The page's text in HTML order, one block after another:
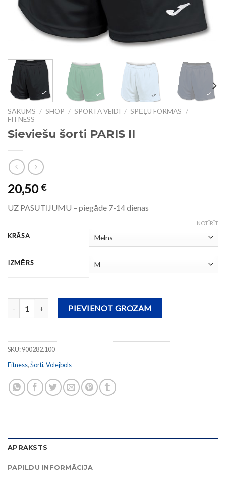
SĀKUMS / SHOP / SPORTA VEIDI / SPĒĻU FORMAS
/
FITNESS
Sieviešu šorti PARIS II
20,50€
UZ PASŪTĪJUMU – piegāde 7-14 dienas
KRĀSA
IZMĒRS
NOTĪRĪT
Sieviešu šorti PARIS II daudzums
PIEVIENOT GROZAM
SKU:900282.100
Fitness,Šorti,Volejbols
APRAKSTS
PAPILDU INFORMĀCIJA